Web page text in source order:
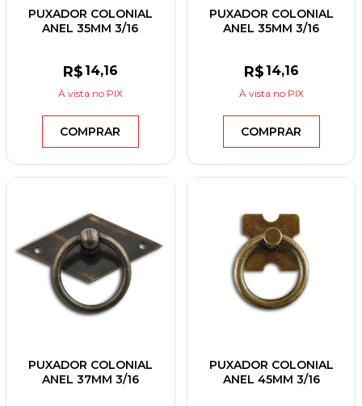
PUXADOR COLONIAL
ANEL 35MM 3/16
R$ 14,16
À vista no PIX
COMPRAR
PUXADOR COLONIAL
ANEL 35MM 3/16
R$ 14,16
À vista no PIX
COMPRAR
PUXADOR COLONIAL
ANEL 37MM 3/16
PUXADOR COLONIAL
ANEL 45MM 3/16